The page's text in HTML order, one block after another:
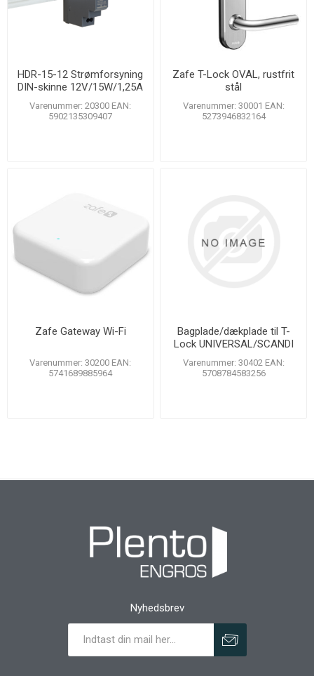
HDR-15-12 Strømforsyning
DIN-skinne 12V/15W/1,25A
Varenummer: 20300 EAN:
5902135309407
Zafe T-Lock OVAL, rustfrit
stål
Varenummer: 30001 EAN:
5273946832164
Zafe Gateway Wi-Fi
Varenummer: 30200 EAN:
5741689885964
Bagplade/dækplade til T-
Lock UNIVERSAL/SCANDI
39mm, sort, 2 stk.
Varenummer: 30402 EAN:
5708784583256
Nyhedsbrev